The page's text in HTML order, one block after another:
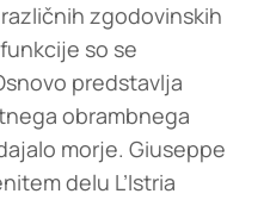
zgodovinskih
so se
predstavlja
obrambnega
morje. Giuseppe
delu L’Istria